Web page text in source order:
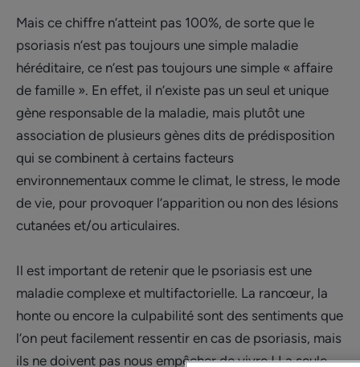
Mais ce chiffre n’atteint pas 100%, de sorte que le
psoriasis n’est pas toujours une simple maladie
héréditaire, ce n’est pas toujours une simple « affaire
de famille ». En effet, il n’existe pas un seul et unique
gène responsable de la maladie, mais plutôt une
association de plusieurs gènes dits de prédisposition
qui se combinent à certains facteurs
environnementaux comme le climat, le stress, le mode
de vie, pour provoquer l’apparition ou non des lésions
cutanées et/ou articulaires.
Il est important de retenir que le psoriasis est une
maladie complexe et multifactorielle. La rancœur, la
honte ou encore la culpabilité sont des sentiments que
l’on peut facilement ressentir en cas de psoriasis, mais
ils ne doivent pas nous empêcher de vivre ! La seule